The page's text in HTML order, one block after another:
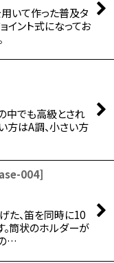
いて作った普及タ
イント式になってお
中でも高級とされ
方はA調、小さい方
004]
た、笛を同時に10
。筒状のホルダーが
…